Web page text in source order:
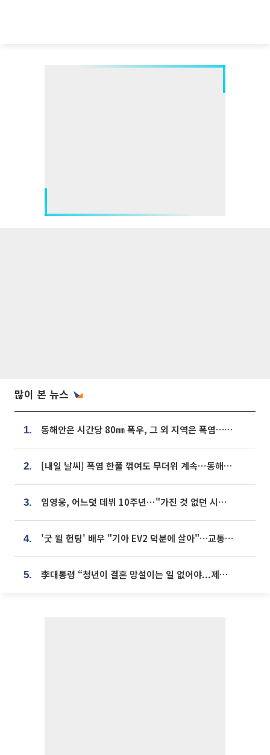
많이 본 뉴스
1. 동해안은 시간당 80㎜ 폭우, 그 외 지역은 폭염…‘극과 극 날씨’
2. [내일 날씨] 폭염 한풀 꺾여도 무더위 계속⋯동해안 이틀 연속 비
3. 임영웅, 어느덧 데뷔 10주년⋯"가진 것 없던 시절, 내 앞엔 20명의 팬뿐"
4. '굿 윌 헌팅' 배우 "기아 EV2 덕분에 살아"…교통사고 후 안전성 극찬
5. 李대통령 “청년이 결혼 망설이는 일 없어야...제도상 불이익 조사”